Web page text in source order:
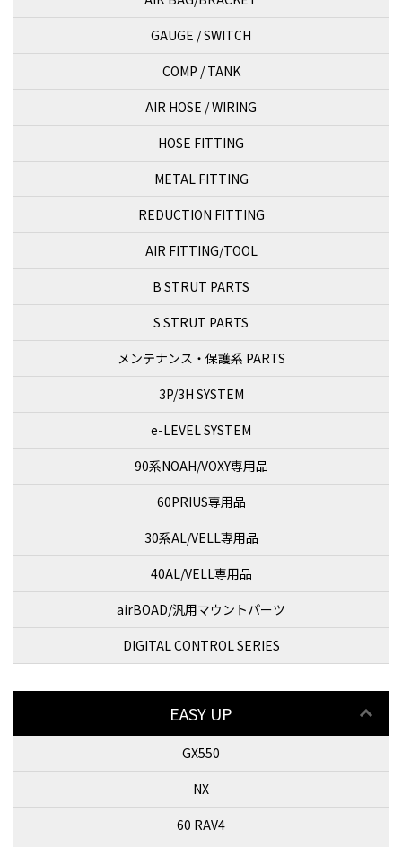
GAUGE / SWITCH
COMP / TANK
AIR HOSE / WIRING
HOSE FITTING
METAL FITTING
REDUCTION FITTING
AIR FITTING/TOOL
B STRUT PARTS
S STRUT PARTS
メンテナンス・保護系 PARTS
3P/3H SYSTEM
e-LEVEL SYSTEM
90系NOAH/VOXY専用品
60PRIUS専用品
30系AL/VELL専用品
40AL/VELL専用品
airBOAD/汎用マウントパーツ
DIGITAL CONTROL SERIES
EASY UP
GX550
NX
60 RAV4